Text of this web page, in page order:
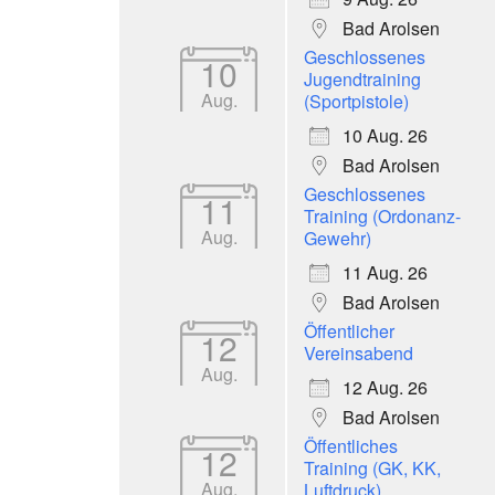
Bad Arolsen
10
Aug.
Geschlossenes
Jugendtraining
(Sportpistole)
10 Aug. 26
Bad Arolsen
11
Aug.
Geschlossenes
Training (Ordonanz-
Gewehr)
11 Aug. 26
Bad Arolsen
12
Aug.
Öffentlicher
Vereinsabend
12 Aug. 26
Bad Arolsen
12
Aug.
Öffentliches
Training (GK, KK,
Luftdruck)